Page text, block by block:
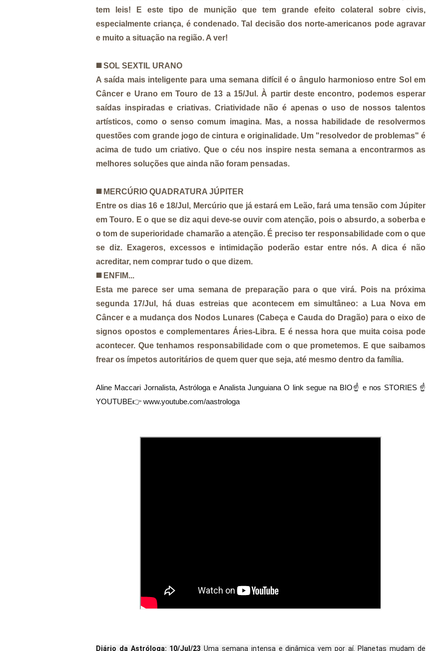
tem leis! E este tipo de munição que tem grande efeito colateral sobre civis,
especialmente criança, é condenado. Tal decisão dos norte-americanos pode agravar
e muito a situação na região. A ver!
◼️SOL SEXTIL URANO
A saída mais inteligente para uma semana difícil é o ângulo harmonioso entre Sol em
Câncer e Urano em Touro de 13 a 15/Jul. À partir deste encontro, podemos esperar
saídas inspiradas e criativas. Criatividade não é apenas o uso de nossos talentos
artísticos, como o senso comum imagina. Mas, a nossa habilidade de resolvermos
questões com grande jogo de cintura e originalidade. Um "resolvedor de problemas" é
acima de tudo um criativo. Que o céu nos inspire nesta semana a encontrarmos as
melhores soluções que ainda não foram pensadas.
◼️ MERCÚRIO QUADRATURA JÚPITER
Entre os dias 16 e 18/Jul, Mercúrio que já estará em Leão, fará uma tensão com Júpiter
em Touro. E o que se diz aqui deve-se ouvir com atenção, pois o absurdo, a soberba e
o tom de superioridade chamarão a atenção. É preciso ter responsabilidade com o que
se diz. Exageros, excessos e intimidação poderão estar entre nós. A dica é não
acreditar, nem comprar tudo o que dizem.
◼️ ENFIM...
Esta me parece ser uma semana de preparação para o que virá. Pois na próxima
segunda 17/Jul, há duas estreias que acontecem em simultâneo: a Lua Nova em
Câncer e a mudança dos Nodos Lunares (Cabeça e Cauda do Dragão) para o eixo de
signos opostos e complementares Áries-Libra. E é nessa hora que muita coisa pode
acontecer. Que tenhamos responsabilidade com o que prometemos. E que saibamos
frear os ímpetos autoritários de quem quer que seja, até mesmo dentro da família.
Aline Maccari Jornalista, Astróloga e Analista Junguiana O link segue na BIO☝ e nos STORIES ☝
YOUTUBE👉 www.youtube.com/aastrologa
Diário da Astróloga: 10/Jul/23 Uma semana intensa e dinâmica vem por aí. Planetas mudam de